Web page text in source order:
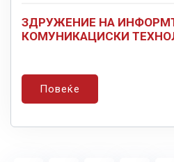
ЗДРУЖЕНИЕ НА
КОМУНИКАЦИСКИ
Повеќе